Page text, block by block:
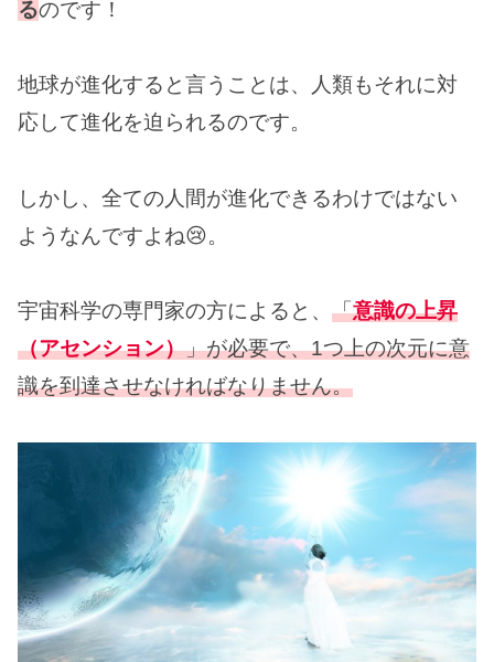
るのです！
地球が進化すると言うことは、人類もそれに対
応して進化を迫られるのです。
しかし、全ての人間が進化できるわけではない
ようなんですよね😢。
宇宙科学の専門家の方によると、 「意識の上昇
（アセンション）」が必要で、1つ上の次元に意
識を到達させなければなりません。